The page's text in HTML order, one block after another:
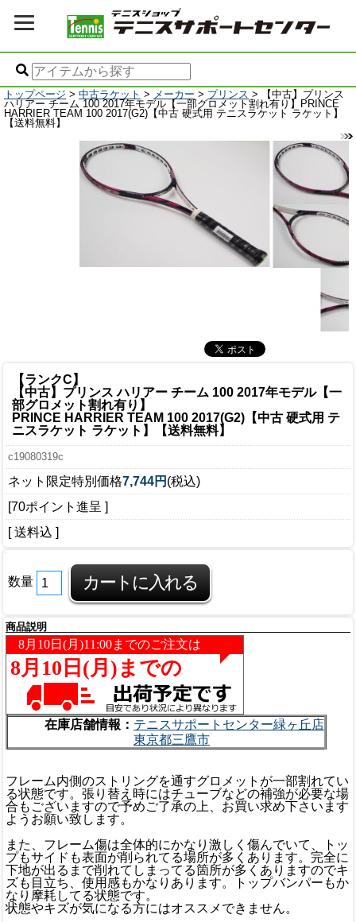
トップページ > 中古ラケット > メーカー > プリンス > 【中古】プリンス
ハリアー チーム 100 2017年モデル【一部グロメット割れ有り】PRINCE
HARRIER TEAM 100 2017(G2)【中古 硬式用 テニスラケット ラケット】
【送料無料】
【ランクC】
【中古】プリンス ハリアー チーム 100 2017年モデル【一
部グロメット割れ有り】
PRINCE HARRIER TEAM 100 2017(G2)【中古 硬式用 テ
ニスラケット ラケット】【送料無料】
c19080319c
ネット限定特別価格7,744円 (税込)
[70ポイント進呈 ]
[ 送料込 ]
数量
商品説明
在庫店舗情報： テニスサポートセンター緑ヶ丘店
東京都三鷹市
フレーム内側のストリングを通すグロメットが一部割れてい
る状態です。張り替え時にはチューブなどの補強が必要な場
合もございますので予めご了承の上、お買い求め下さいます
ようお願い致します。
また、フレーム傷は全体的にかなり激しく傷んでいて、トッ
プもサイドも表面が削られてる場所が多くあります。完全に
下地が出るまで削れてしまってる箇所が多くありますのでキ
ズも目立ち、使用感もかなりあります。トップバンパーもか
なり摩耗してる状態です。
状態やキズが気になる方にはオススメできません。